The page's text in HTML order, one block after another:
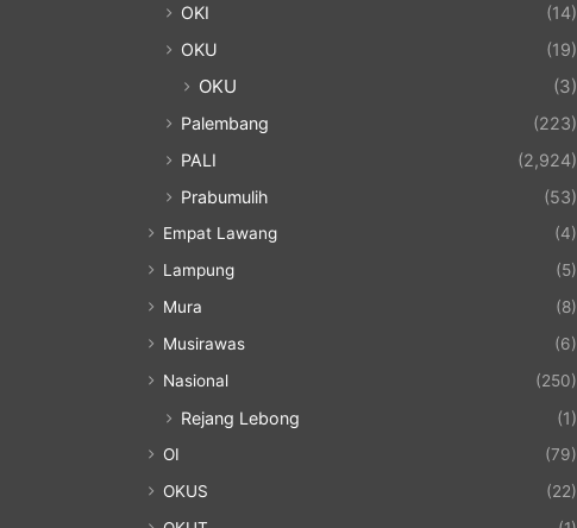
OKI
(14)
OKU
(19)
OKU (3)
Palembang
(223)
PALI
(2,924)
Prabumulih
(53)
Empat Lawang
(4)
Lampung
(5)
Mura
(8)
Musirawas
(6)
Nasional
(250)
Rejang Lebong (1)
OI
(79)
OKUS
(22)